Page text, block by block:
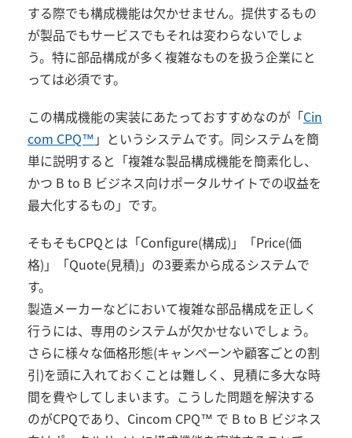
する際でも構成機能は欠かせません。提供するもの
が製品でもサービスでもそれは変わらないでしょ
う。特に部品構成が多く複雑なものを扱う企業にと
っては必須です。
この構成機能の実装にあたっておすすめなのが「Cin
com CPQ™ 」というシステムです。同システムを簡
単に説明すると「複雑な製品構成機能を簡素化し、
かつ B to B ビジネス向けポータルサイトでの収益を
最大化するもの」です。
そもそもCPQとは「Configure(構成)」「Price(価
格)」「Quote(見積)」の3要素から成るシステムで
す。
製造メーカーなどにおいて複雑な部品構成を正しく
行うには、専用のシステムが欠かせないでしょう。
さらに様々な価格形態(キャンペーンや顧客ごとの割
引)を頭に入れておくことは難しく、見積に多大な時
間を費やしてしまいます。こうした問題を解決する
のがCPQであり、Cincom CPQ™ で B to B ビジネス